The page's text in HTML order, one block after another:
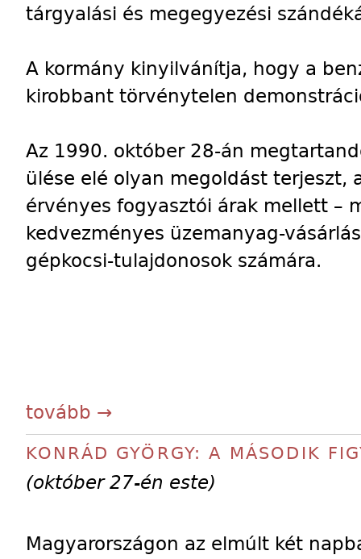
tárgyalási és megegyezési
A kormány kinyilvánítja, hogy a
kirobbant törvénytelen
Az 1990. október 28-án
ülése elé olyan megoldást
érvényes fogyasztói árak mellett –
kedvezményes üzemanyag-
gépkocsi-tulajdonosok számára.
tovább →
KONRÁD GYÖRGY: A MÁSODIK
(október 27-én este)
Magyarországon az elmúlt két